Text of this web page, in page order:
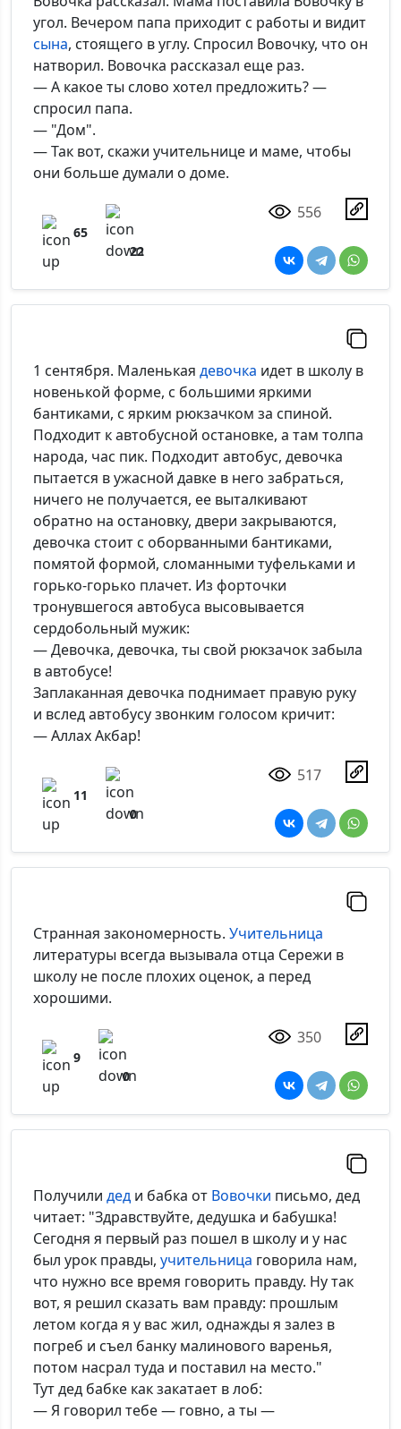
угол. Вечером папа приходит с работы и видит
сына, стоящего в углу. Спросил Вовочку, что он
натворил. Вовочка рассказал еще раз.
— А какое ты слово хотел предложить? —
спросил папа.
— "Дом".
— Так вот, скажи учительнице и маме, чтобы
они больше думали о доме.
65
22
556
1 сентября. Маленькая девочка идет в школу в
новенькой форме, с большими яркими
бантиками, с ярким рюкзачком за спиной.
Подходит к автобусной остановке, а там толпа
народа, час пик. Подходит автобус, девочка
пытается в ужасной давке в него забраться,
ничего не получается, ее выталкивают
обратно на остановку, двери закрываются,
девочка стоит с оборванными бантиками,
помятой формой, сломанными туфельками и
горько-горько плачет. Из форточки
тронувшегося автобуса высовывается
сердобольный мужик:
— Девочка, девочка, ты свой рюкзачок забыла
в автобусе!
Заплаканная девочка поднимает правую руку
и вслед автобусу звонким голосом кричит:
— Аллах Акбар!
11
0
517
Странная закономерность. Учительница
литературы всегда вызывала отца Сережи в
школу не после плохих оценок, а перед
хорошими.
9
0
350
Получили дед и бабка от Вовочки письмо, дед
читает: "Здравствуйте, дедушка и бабушка!
Сегодня я первый раз пошел в школу и у нас
был урок правды, учительница говорила нам,
что нужно все время говорить правду. Ну так
вот, я решил сказать вам правду: прошлым
летом когда я у вас жил, однажды я залез в
погреб и съел банку малинового варенья,
потом насрал туда и поставил на место."
Тут дед бабке как закатает в лоб:
— Я говорил тебе — говно, а ты —